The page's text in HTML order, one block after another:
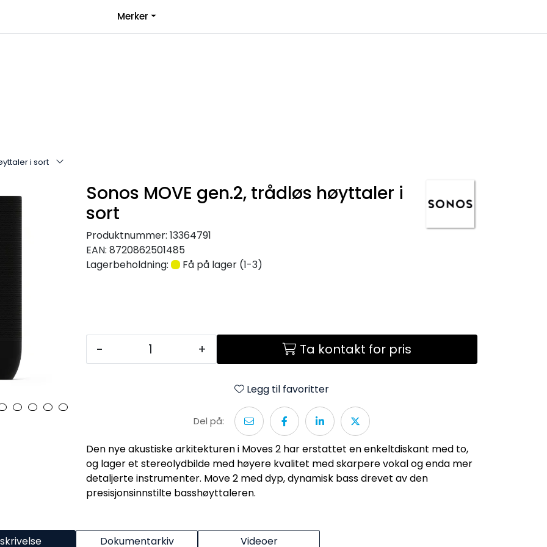
Merker
i sort
Sonos MOVE gen.2, trådløs høyttaler i
sort
Produktnummer: 13364791
EAN: 8720862501485
Lagerbeholdning:
Få på lager (1-3)
- + Ta kontakt for pris
Legg til favoritter
Del på:
Den nye akustiske arkitekturen i Moves 2 har erstattet en enkeltdiskant med to,
og lager et stereolydbilde med høyere kvalitet med skarpere vokal og enda mer
detaljerte instrumenter. Move 2 med dyp, dynamisk bass drevet av den
presisjonsinnstilte basshøyttaleren.
Dokumentarkiv Videoer